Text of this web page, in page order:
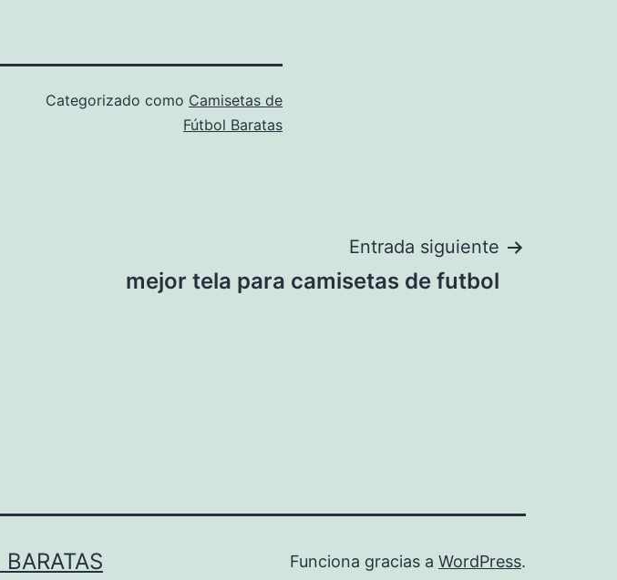
Categorizado como Camisetas de
Fútbol Baratas
Entrada siguiente
mejor tela para camisetas de futbol
Funciona gracias a WordPress.